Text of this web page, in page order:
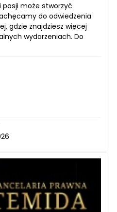
pasji może stworzyć
do odwiedzenia
gdzie znajdziesz więcej
wydarzeniach. Do